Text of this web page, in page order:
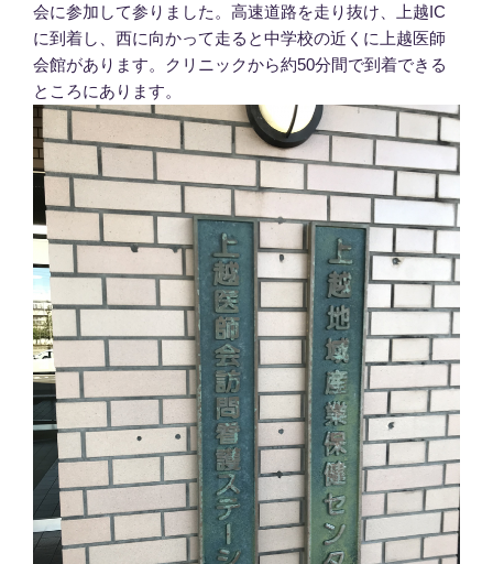
会に参加して参りました。高速道路を走り抜け、上越IC
に到着し、西に向かって走ると中学校の近くに上越医師
会館があります。クリニックから約50分間で到着できる
ところにあります。